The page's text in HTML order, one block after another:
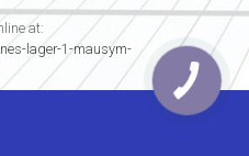
at:
lager-1-mausym-